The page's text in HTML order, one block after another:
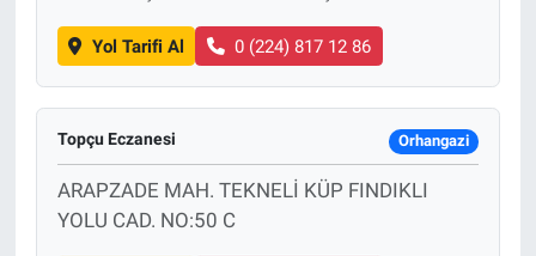
Yol Tarifi Al 0 (224) 817 12 86
Topçu Eczanesi Orhangazi
ARAPZADE MAH. TEKNELİ KÜP FINDIKLI
YOLU CAD. NO:50 C